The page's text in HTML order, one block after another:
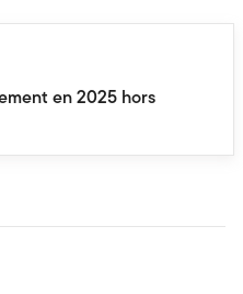
en 2025 hors